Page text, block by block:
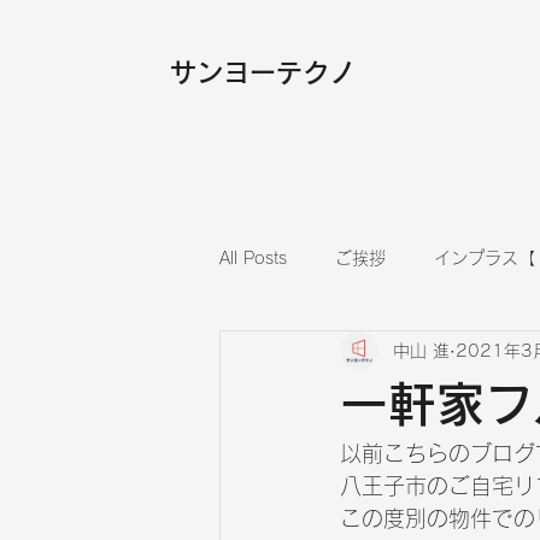
​サンヨーテクノ
All Posts ご挨拶 インプラス
フローリング張替え
一軒家
中山 進 2021年3
以前こちらのブロ
八王子市のご自宅
この度別の物件で